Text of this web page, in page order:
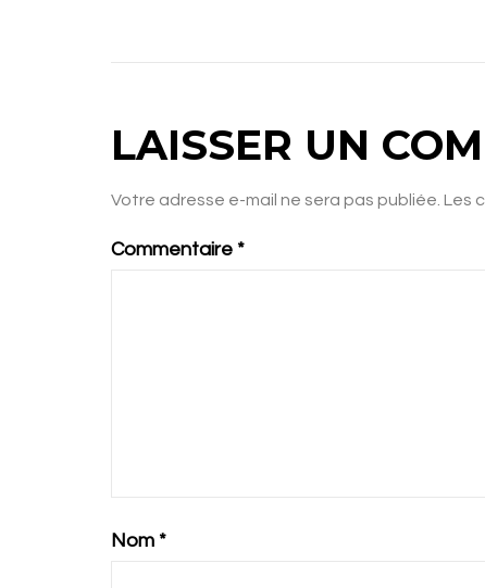
LAISSER UN
Votre adresse e-mail ne sera pas publiée. Les
Commentaire *
Nom *